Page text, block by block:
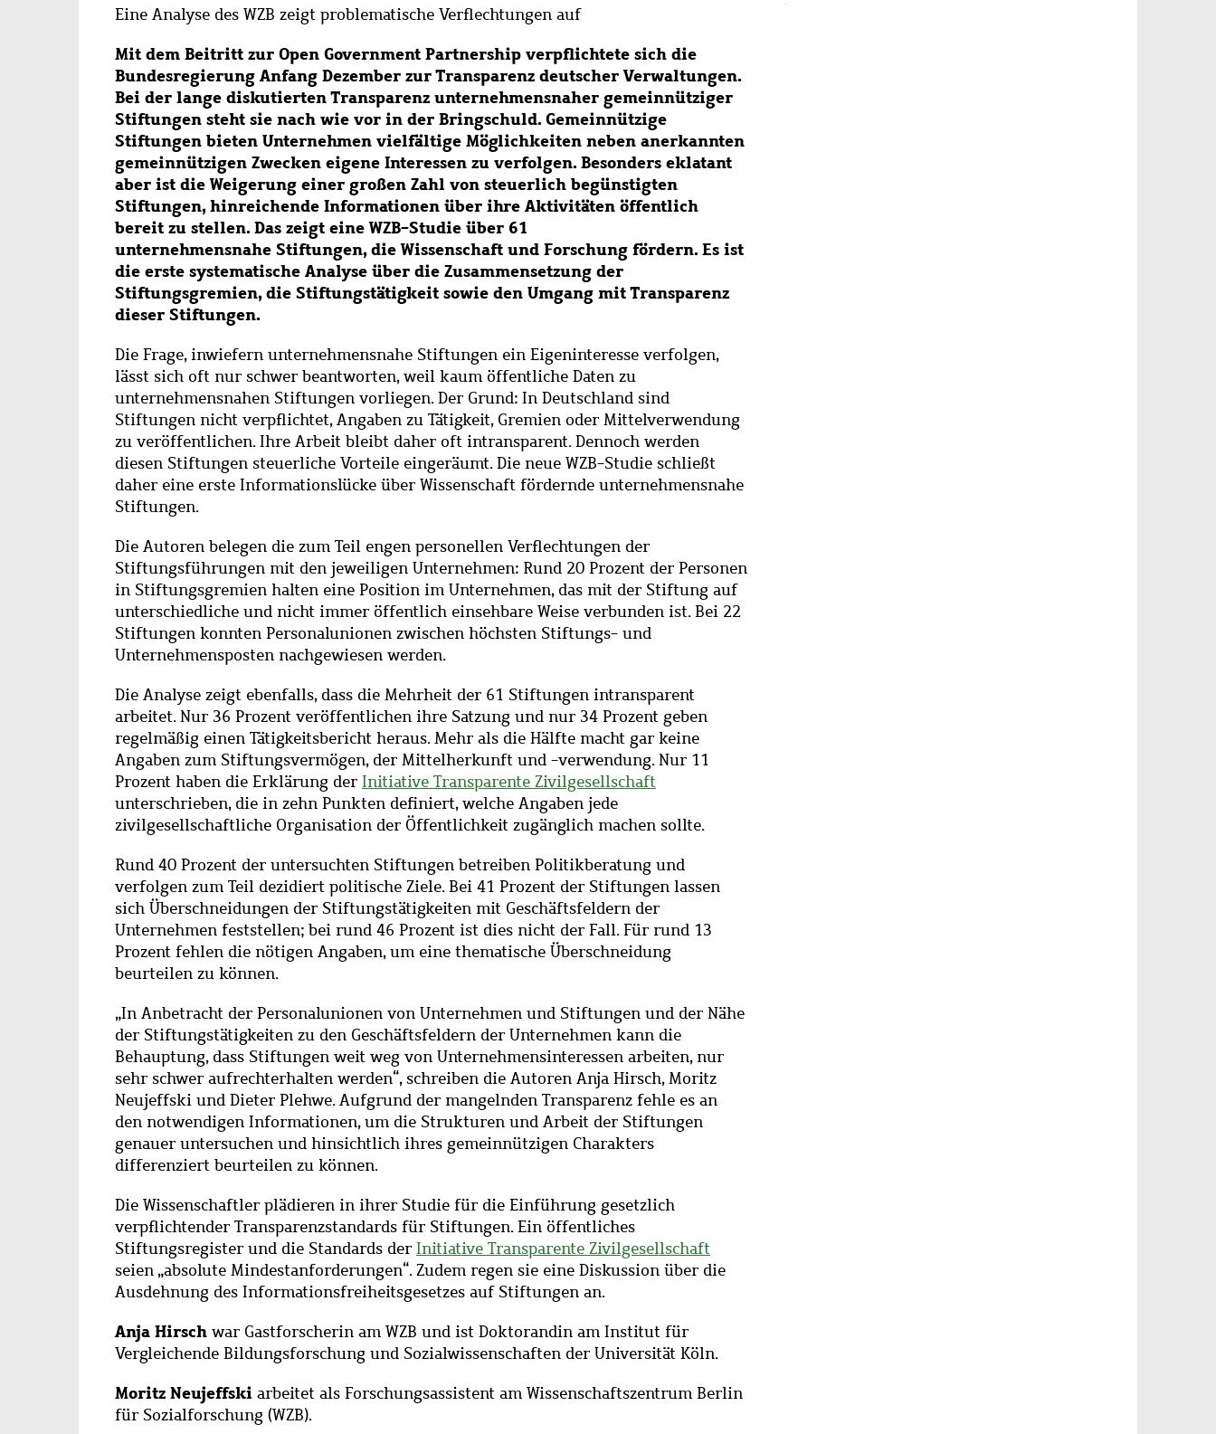
Eine Analyse des WZB zeigt problematische Verflechtungen auf
Mit dem Beitritt zur Open Government Partnership verpflichtete sich die
Bundesregierung Anfang Dezember zur Transparenz deutscher Verwaltungen.
Bei der lange diskutierten Transparenz unternehmensnaher gemeinnütziger
Stiftungen steht sie nach wie vor in der Bringschuld. Gemeinnützige
Stiftungen bieten Unternehmen vielfältige Möglichkeiten neben anerkannten
gemeinnützigen Zwecken eigene Interessen zu verfolgen. Besonders eklatant
aber ist die Weigerung einer großen Zahl von steuerlich begünstigten
Stiftungen, hinreichende Informationen über ihre Aktivitäten öffentlich
bereit zu stellen. Das zeigt eine WZB-Studie über 61
unternehmensnahe Stiftungen, die Wissenschaft und Forschung fördern. Es ist
die erste systematische Analyse über die Zusammensetzung der
Stiftungsgremien, die Stiftungstätigkeit sowie den Umgang mit Transparenz
dieser Stiftungen.
Die Frage, inwiefern unternehmensnahe Stiftungen ein Eigeninteresse verfolgen,
lässt sich oft nur schwer beantworten, weil kaum öffentliche Daten zu
unternehmensnahen Stiftungen vorliegen. Der Grund: In Deutschland sind
Stiftungen nicht verpflichtet, Angaben zu Tätigkeit, Gremien oder Mittelverwendung
zu veröffentlichen. Ihre Arbeit bleibt daher oft intransparent. Dennoch werden
diesen Stiftungen steuerliche Vorteile eingeräumt. Die neue WZB-Studie schließt
daher eine erste Informationslücke über Wissenschaft fördernde unternehmensnahe
Stiftungen.
Die Autoren belegen die zum Teil engen personellen Verflechtungen der
Stiftungsführungen mit den jeweiligen Unternehmen: Rund 20 Prozent der Personen
in Stiftungsgremien halten eine Position im Unternehmen, das mit der Stiftung auf
unterschiedliche und nicht immer öffentlich einsehbare Weise verbunden ist. Bei 22
Stiftungen konnten Personalunionen zwischen höchsten Stiftungs- und
Unternehmensposten nachgewiesen werden.
Die Analyse zeigt ebenfalls, dass die Mehrheit der 61 Stiftungen intransparent
arbeitet. Nur 36 Prozent veröffentlichen ihre Satzung und nur 34 Prozent geben
regelmäßig einen Tätigkeitsbericht heraus. Mehr als die Hälfte macht gar keine
Angaben zum Stiftungsvermögen, der Mittelherkunft und -verwendung. Nur 11
Prozent haben die Erklärung der Initiative Transparente Zivilgesellschaft
unterschrieben, die in zehn Punkten definiert, welche Angaben jede
zivilgesellschaftliche Organisation der Öffentlichkeit zugänglich machen sollte.
Rund 40 Prozent der untersuchten Stiftungen betreiben Politikberatung und
verfolgen zum Teil dezidiert politische Ziele. Bei 41 Prozent der Stiftungen lassen
sich Überschneidungen der Stiftungstätigkeiten mit Geschäftsfeldern der
Unternehmen feststellen; bei rund 46 Prozent ist dies nicht der Fall. Für rund 13
Prozent fehlen die nötigen Angaben, um eine thematische Überschneidung
beurteilen zu können.
„In Anbetracht der Personalunionen von Unternehmen und Stiftungen und der Nähe
der Stiftungstätigkeiten zu den Geschäftsfeldern der Unternehmen kann die
Behauptung, dass Stiftungen weit weg von Unternehmensinteressen arbeiten, nur
sehr schwer aufrechterhalten werden“, schreiben die Autoren Anja Hirsch, Moritz
Neujeffski und Dieter Plehwe. Aufgrund der mangelnden Transparenz fehle es an
den notwendigen Informationen, um die Strukturen und Arbeit der Stiftungen
genauer untersuchen und hinsichtlich ihres gemeinnützigen Charakters
differenziert beurteilen zu können.
Die Wissenschaftler plädieren in ihrer Studie für die Einführung gesetzlich
verpflichtender Transparenzstandards für Stiftungen. Ein öffentliches
Stiftungsregister und die Standards der Initiative Transparente Zivilgesellschaft
seien „absolute Mindestanforderungen“. Zudem regen sie eine Diskussion über die
Ausdehnung des Informationsfreiheitsgesetzes auf Stiftungen an.
Anja Hirsch war Gastforscherin am WZB und ist Doktorandin am Institut für
Vergleichende Bildungsforschung und Sozialwissenschaften der Universität Köln.
Moritz Neujeffski arbeitet als Forschungsassistent am Wissenschaftszentrum Berlin
für Sozialforschung (WZB).